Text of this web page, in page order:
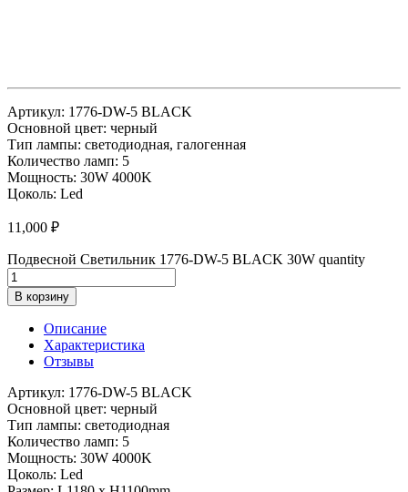
Артикул: 1776-DW-5 BLACK
Основной цвет: черный
Тип лампы: светодиодная, галогенная
Количество ламп: 5
Мощность: 30W 4000K
Цоколь: Led
11,000 ₽
Подвесной Светильник 1776-DW-5 BLACK 30W quantity
В корзину
Описание
Характеристика
Отзывы
Артикул: 1776-DW-5 BLACK
Основной цвет: черный
Тип лампы: светодиодная
Количество ламп: 5
Мощность: 30W 4000K
Цоколь: Led